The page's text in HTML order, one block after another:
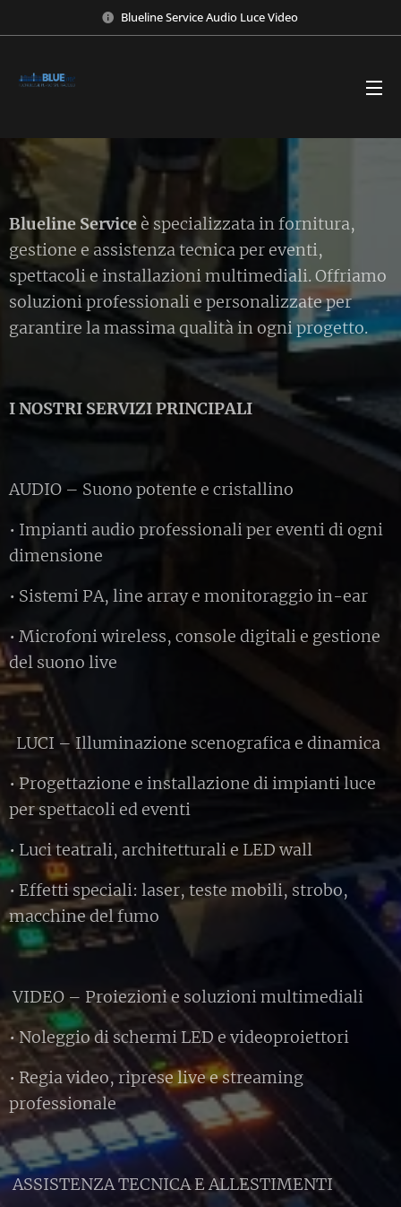
Blueline Service Audio Luce Video
Blueline Serviceè specializzata in fornitura,
gestione e assistenza tecnica per eventi,
spettacoli e installazioni multimediali. Offriamo
soluzioni professionali e personalizzate per
garantire la massima qualità in ogni progetto.
I NOSTRI SERVIZI PRINCIPALI
AUDIO – Suono potente e cristallino
• Impianti audio professionali per eventi di ogni
dimensione
• Sistemi PA, line array e monitoraggio in-ear
• Microfoni wireless, console digitali e gestione
del suono live
LUCI – Illuminazione scenografica e dinamica
• Progettazione e installazione di impianti luce
per spettacoli ed eventi
• Luci teatrali, architetturali e LED wall
• Effetti speciali: laser, teste mobili, strobo,
macchine del fumo
VIDEO – Proiezioni e soluzioni multimediali
• Noleggio di schermi LED e videoproiettori
• Regia video, riprese live e streaming
professionale
ASSISTENZA TECNICA E ALLESTIMENTI